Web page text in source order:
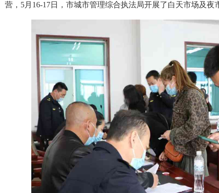
营，5月16-17日，市城市管理综合执法局开展了白天市场及夜